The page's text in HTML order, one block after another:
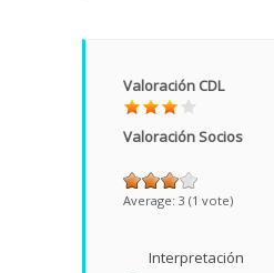
Valoración CDL
Valoración Socios
Average: 3 (1 vote)
Interpretación